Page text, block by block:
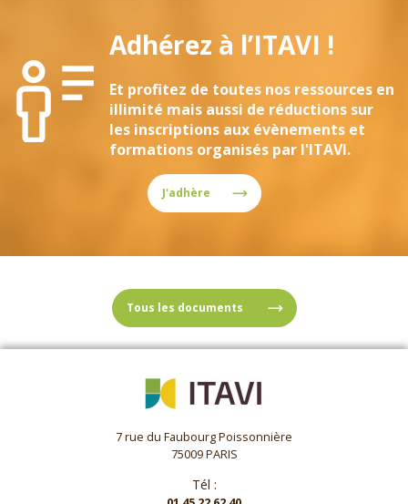
Adhérez à l’ITAVI !
Et profitez de toutes nos ressources en
illimité mais aussi de réductions sur
les inscriptions aux évènements et
formations organisés par l'ITAVI.
J'adhère
Tous les documents
7 rue du Faubourg Poissonnière
75009 PARIS
Tél :